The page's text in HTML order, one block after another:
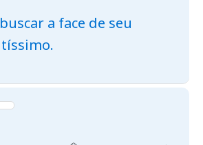
a face de seu